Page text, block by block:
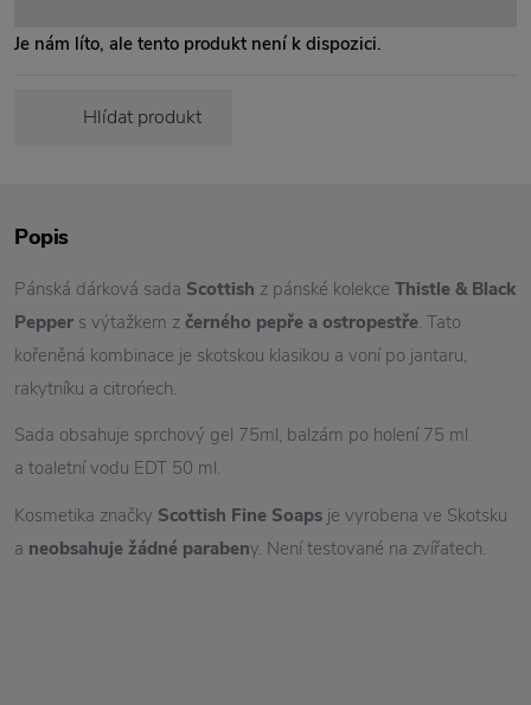
Je nám líto, ale tento produkt není k dispozici.
Hlídat produkt
Popis
Pánská dárková sada Scottish z pánské kolekce Thistle & Black
Pepper s výtažkem z černého pepře a ostropestře. Tato
kořeněná kombinace je skotskou klasikou a voní po jantaru,
rakytníku a citrońech.
Sada obsahuje sprchový gel 75ml, balzám po holení 75 ml
a toaletní vodu EDT 50 ml.
Kosmetika značky Scottish Fine Soaps je vyrobena ve Skotsku
a neobsahuje žádné parabeny. Není testované na zvířatech.